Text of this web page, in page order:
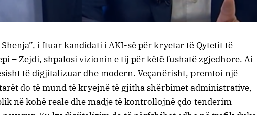
i ftuar kandidati i AKI-së për kryetar të Qytetit të
– Zejdi, shpalosi vizionin e tij për këtë fushatë zgjedhore. Ai
të digjitalizuar dhe modern. Veçanërisht, premtoi një
do të mund të kryejnë të gjitha shërbimet administrative,
në kohë reale dhe madje të kontrollojnë çdo tenderim